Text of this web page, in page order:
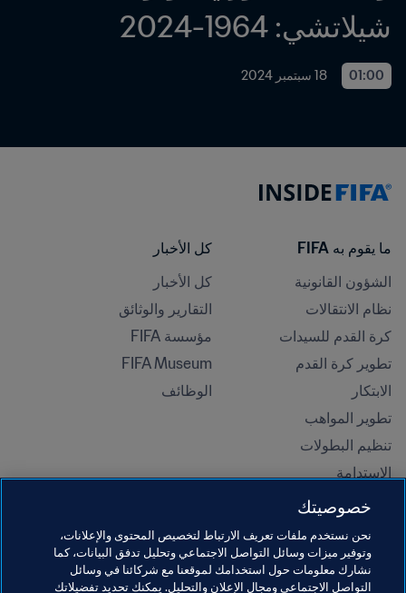
شيلاتشي: 1964-2024
01:00 18 سبتمبر 2024
ما يقوم به FIFA
الشؤون القانونية
نظام الانتقالات
كرة القدم للسيدات
تطوير كرة القدم
الابتكار
تطوير المواهب
تنظيم البطولات
الاستدامة
حقوق الإنسان ومناهضة التمييز
المبادرات التعليمية
كل الأخبار
كل الأخبار
التقارير والوثائق
مؤسسة FIFA
FIFA Museum
الوظائف
خصوصيتك
نحن نستخدم ملفات تعريف الارتباط لتخصيص المحتوى والإعلانات،
وتوفير ميزات وسائل التواصل الاجتماعي وتحليل تدفق البيانات، كما
نشارك معلومات حول استخدامك لموقعنا مع شركائنا في وسائل
التواصل الاجتماعي ومجال الإعلان والتحليل. يمكنك تحديد تفضيلاتك